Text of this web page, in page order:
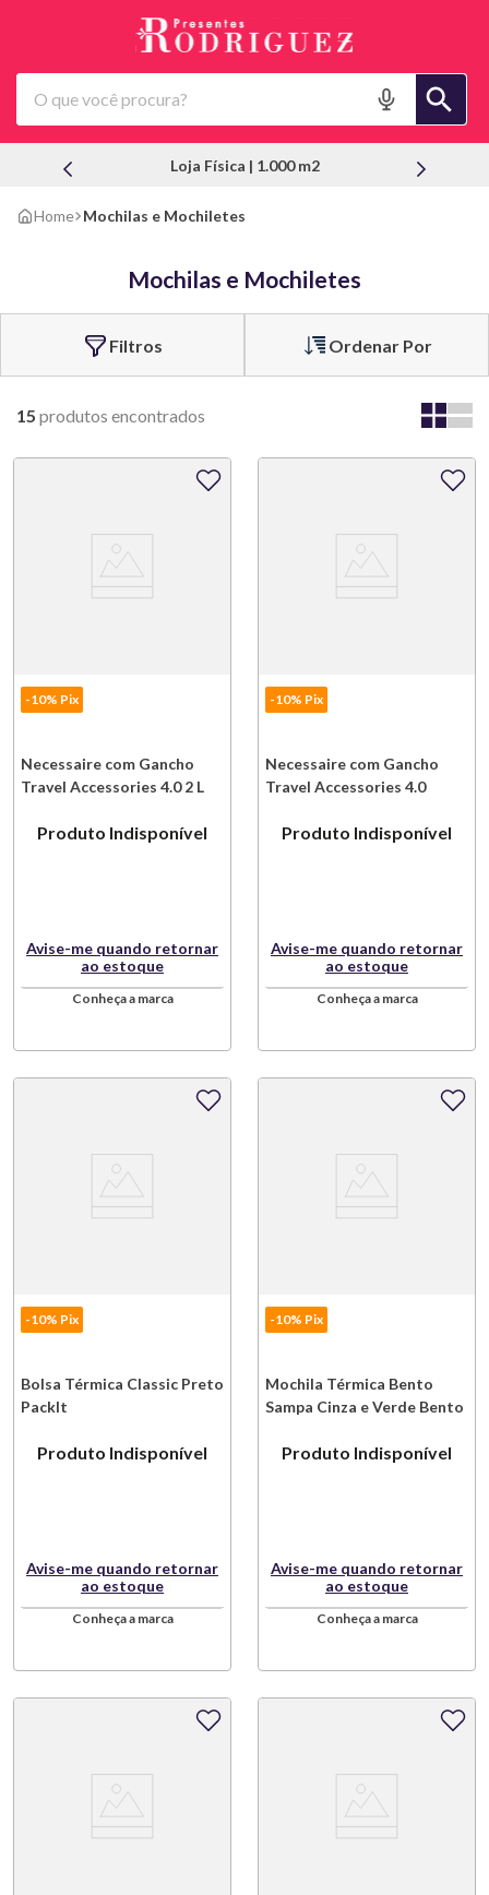
O que você procura?
Loja Física | 1.000 m2
Mochilas e Mochiletes
Mochilas e Mochiletes
Ordenar Por
15 produtos
-10% Pix
Necessaire com Gancho
Travel Accessories 4.0 2 L
Produto Indisponível
Avise-me quando retornar
ao estoque
Conheça a marca
-10% Pix
Necessaire com Gancho
Travel Accessories 4.0
Produto Indisponível
Avise-me quando retornar
ao estoque
Conheça a marca
-10% Pix
Bolsa Térmica Classic Preto
PackIt
Produto Indisponível
Avise-me quando retornar
ao estoque
Conheça a marca
-10% Pix
Mochila Térmica Bento
Sampa Cinza e Verde Bento
Produto Indisponível
Avise-me quando retornar
ao estoque
Conheça a marca